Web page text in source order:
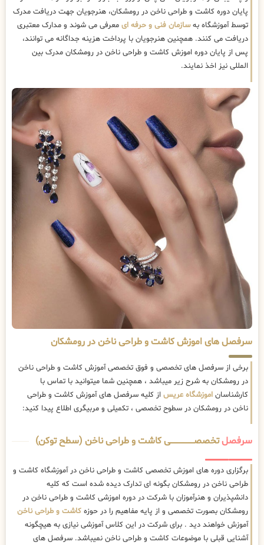
پایان دوره کاشت و طراحی ناخن در رومشکان، هنرجویان جهت دریافت مدرک
توسط آموزشگاه بهسازمان فنی و حرفه ای معرفی می شوند و مدارک معتبری
دریافت می کنند. همچنین هنرجویان با پرداخت هزینه جداگانه می توانند،
پس از پایان دوره اموزش کاشت و طراحی ناخن در رومشکان مدرک بین
المللی نیز اخذ نمایند.
سرفصل های اموزش کاشت و طراحی ناخن در رومشکان
برخی از سرفصل های تخصصی و فوق تخصصی آموزش کاشت و طراحی ناخن
در رومشکان به شرح زیر میباشد ، همچنین شما میتوانید با تماس با
کارشناسان اموزشگاه عریس از کلیه سرفصل های آموزش کاشت و طراحی
ناخن در رومشکان در سطوح تخصصی ، تکمیلی و مربیگری اطلاع پیدا کنید:
سرفصلتخصصــــــــــــــــــــی کاشت و طراحی ناخن (سطح توکن)
برگزاری دوره های اموزش تخصصی کاشت و طراحی ناخن در آموزشگاه کاشت و
طراحی ناخن در رومشکان بگونه ای تدارک دیده شده است که کلیه
دانشپذیران و هنرآموزان با شرکت در دوره اموزشی کاشت و طراحی ناخن در
رومشکان بصورت تخصصی و از پایه مفاهیم را در حوزه کاشت و طراحی ناخن
آموزش خواهند دید . برای شرکت در این کلاس آموزشی نیازی به هیچگونه
آشنایی قبلی با موضوعات کاشت و طراحی ناخن نمیباشد. سرفصل های